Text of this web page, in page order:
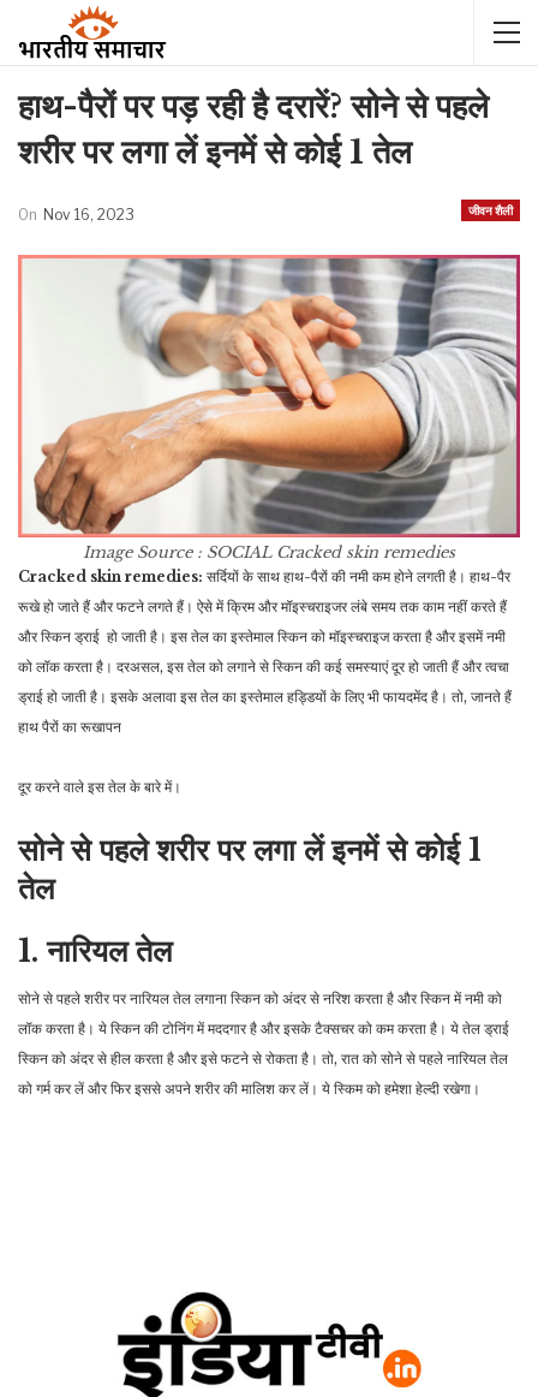
हाथ-पैरों पर पड़ रही है दरारें? सोने से पहले
शरीर पर लगा लें इनमें से कोई 1 तेल
जीवन शैली
On Nov 16, 2023
Image Source : SOCIAL Cracked skin remedies
Cracked skin remedies: सर्दियों के साथ हाथ-पैरों की नमी कम होने लगती है। हाथ-पैर
रूखे हो जाते हैं और फटने लगते हैं। ऐसे में क्रिम और मॉइस्चराइजर लंबे समय तक काम नहीं करते हैं
और स्किन ड्राई हो जाती है। इस तेल का इस्तेमाल स्किन को मॉइस्चराइज करता है और इसमें नमी
को लॉक करता है। दरअसल, इस तेल को लगाने से स्किन की कई समस्याएं दूर हो जाती हैं और त्वचा
ड्राई हो जाती है। इसके अलावा इस तेल का इस्तेमाल हड्डियों के लिए भी फायदमेंद है। तो, जानते हैं
हाथ पैरों का रूखापन
दूर करने वाले इस तेल के बारे में।
सोने से पहले शरीर पर लगा लें इनमें से कोई 1
तेल
1. नारियल तेल
सोने से पहले शरीर पर नारियल तेल लगाना स्किन को अंदर से नरिश करता है और स्किन में नमी को
लॉक करता है। ये स्किन की टोनिंग में मददगार है और इसके टैक्सचर को कम करता है। ये तेल ड्राई
स्किन को अंदर से हील करता है और इसे फटने से रोकता है। तो, रात को सोने से पहले नारियल तेल
को गर्म कर लें और फिर इससे अपने शरीर की मालिश कर लें। ये स्किम को हमेशा हेल्दी रखेगा।